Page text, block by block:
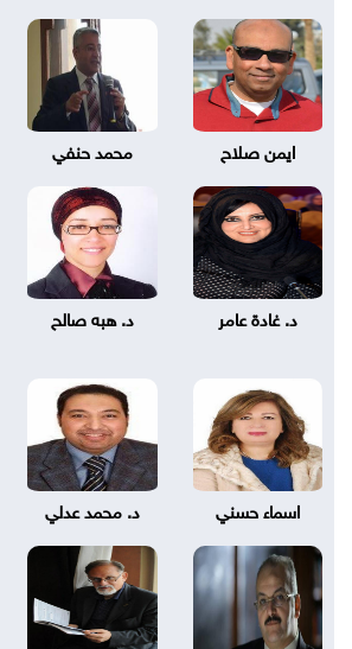
ايمن صلاح محمد حنفي
د. غادة عامر د. هبه صالح
اسماء حسني د. محمد عدلي